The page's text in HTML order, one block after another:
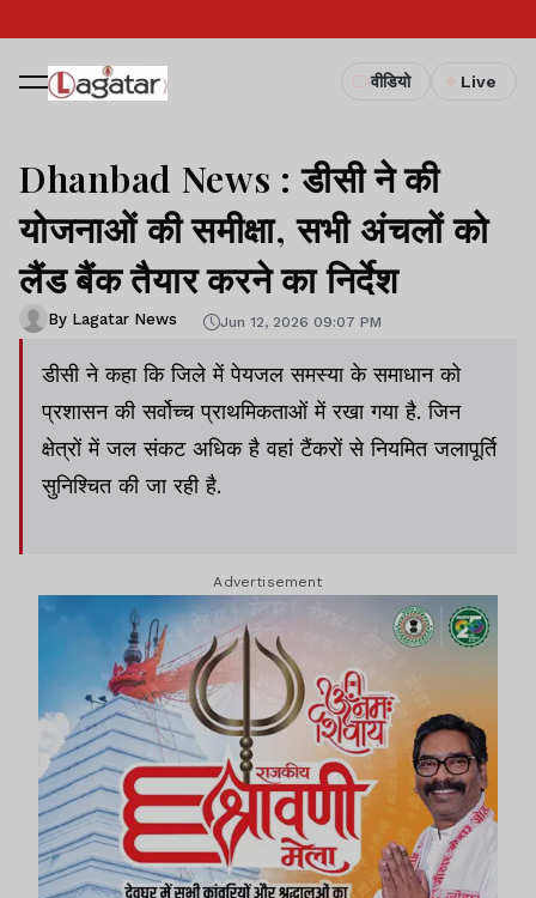
वीडियो Live
Dhanbad News : डीसी ने की
योजनाओं की समीक्षा, सभी अंचलों को
लैंड बैंक तैयार करने का निर्देश
By Lagatar News Jun 12, 2026 09:07 PM
डीसी ने कहा कि जिले में पेयजल समस्या के समाधान को
प्रशासन की सर्वोच्च प्राथमिकताओं में रखा गया है. जिन
क्षेत्रों में जल संकट अधिक है वहां टैंकरों से नियमित जलापूर्ति
सुनिश्चित की जा रही है.
Advertisement